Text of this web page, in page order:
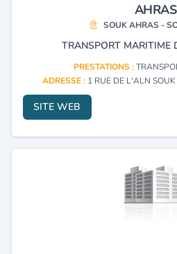
AHRAS
SOUK AHRAS -
TRANSPORT MARITIME
PRESTATIONS :
ADRESSE : 1 RUE DE L'ALN
SITE WEB